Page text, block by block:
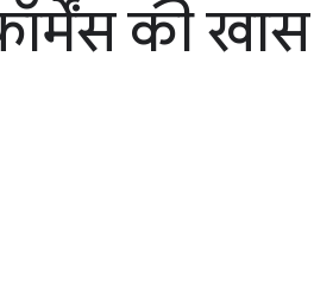
की खास